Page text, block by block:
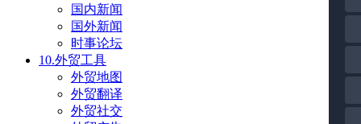
国内新闻
国外新闻
时事论坛
10.外贸工具
外贸地图
外贸翻译
外贸社交